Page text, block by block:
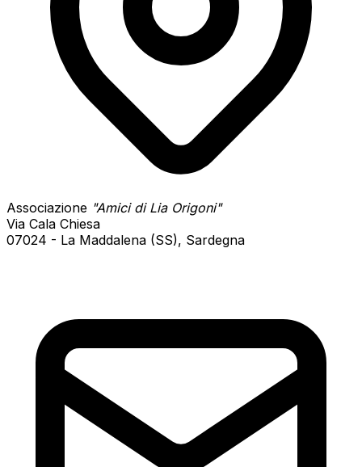
Associazione "Amici di Lia Origoni"
Via Cala Chiesa
07024 - La Maddalena (SS), Sardegna